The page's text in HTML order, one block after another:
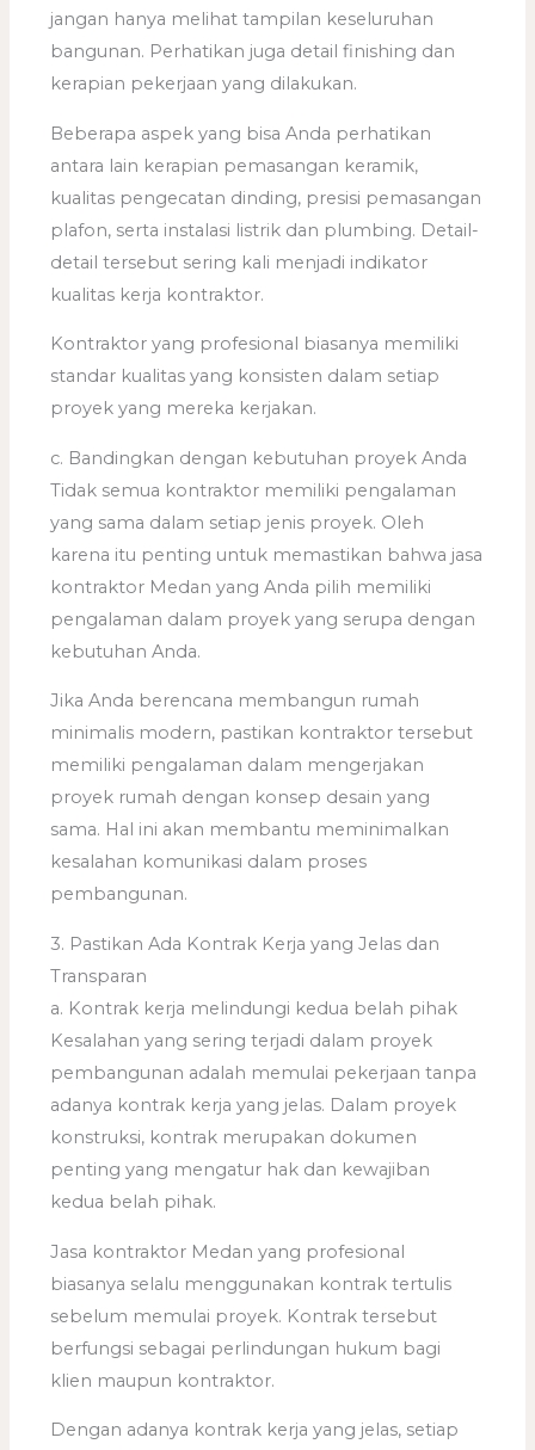
jangan hanya melihat tampilan keseluruhan
bangunan. Perhatikan juga detail finishing dan
kerapian pekerjaan yang dilakukan.
Beberapa aspek yang bisa Anda perhatikan
antara lain kerapian pemasangan keramik,
kualitas pengecatan dinding, presisi pemasangan
plafon, serta instalasi listrik dan plumbing. Detail-
detail tersebut sering kali menjadi indikator
kualitas kerja kontraktor.
Kontraktor yang profesional biasanya memiliki
standar kualitas yang konsisten dalam setiap
proyek yang mereka kerjakan.
c. Bandingkan dengan kebutuhan proyek Anda
Tidak semua kontraktor memiliki pengalaman
yang sama dalam setiap jenis proyek. Oleh
karena itu penting untuk memastikan bahwa jasa
kontraktor Medan yang Anda pilih memiliki
pengalaman dalam proyek yang serupa dengan
kebutuhan Anda.
Jika Anda berencana membangun rumah
minimalis modern, pastikan kontraktor tersebut
memiliki pengalaman dalam mengerjakan
proyek rumah dengan konsep desain yang
sama. Hal ini akan membantu meminimalkan
kesalahan komunikasi dalam proses
pembangunan.
3. Pastikan Ada Kontrak Kerja yang Jelas dan
Transparan
a. Kontrak kerja melindungi kedua belah pihak
Kesalahan yang sering terjadi dalam proyek
pembangunan adalah memulai pekerjaan tanpa
adanya kontrak kerja yang jelas. Dalam proyek
konstruksi, kontrak merupakan dokumen
penting yang mengatur hak dan kewajiban
kedua belah pihak.
Jasa kontraktor Medan yang profesional
biasanya selalu menggunakan kontrak tertulis
sebelum memulai proyek. Kontrak tersebut
berfungsi sebagai perlindungan hukum bagi
klien maupun kontraktor.
Dengan adanya kontrak kerja yang jelas, setiap